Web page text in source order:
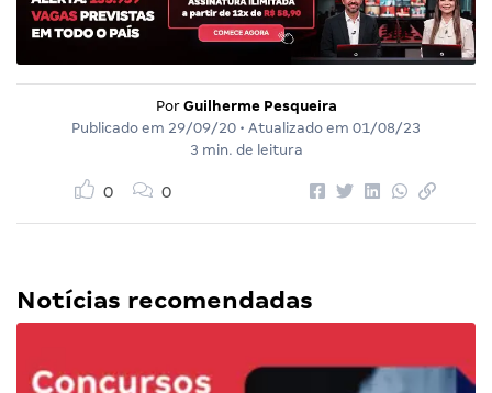
Por Guilherme Pesqueira
Publicado em 29/09/20 • Atualizado em 01/08/23
3 min. de leitura
0 0
Notícias recomendadas